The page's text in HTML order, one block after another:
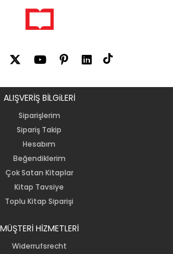
ALIŞVERİŞ BİLGiLERİ
Siparişlerim
Sipariş Takip
Hesabım
Beğendiklerim
Çok Satan Kitaplar
Kitap Tavsiye
Toplu Kitap Siparişi
MÜŞTERİ HİZMETLERİ
Widerrufsrecht